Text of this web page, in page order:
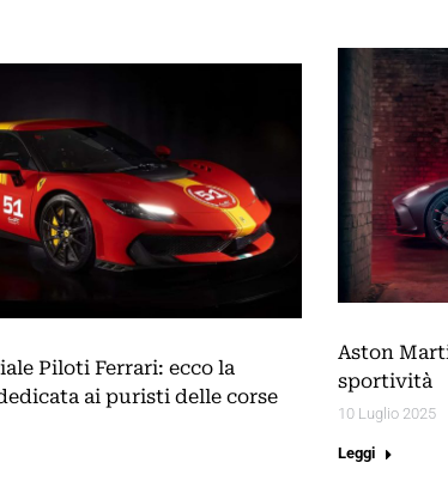
Aston
sportività
10 Luglio 2025
Leggi
Piloti Ferrari: ecco la
ai puristi delle corse